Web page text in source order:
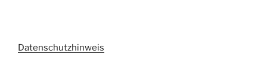
Datenschutzhinweis